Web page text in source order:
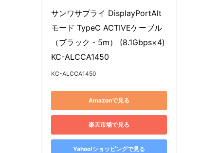
サンワサプライ DisplayPortAlt
モード TypeC ACTIVEケーブル
（ブラック・5m） (8.1Gbps×4)
KC-ALCCA1450
KC-ALCCA1450
Amazonで見る
楽天市場で見る
Yahoo!ショッピングで見る